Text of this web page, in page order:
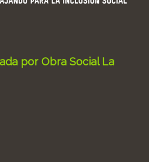
por Obra Social La